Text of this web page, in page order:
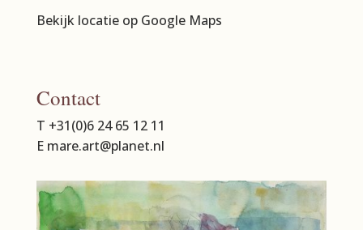
Bekijk locatie op Google Maps
Contact
T +31(0)6 24 65 12 11
E mare.art@planet.nl